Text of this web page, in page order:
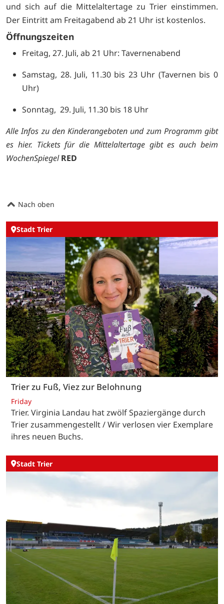
und sich auf die Mittelaltertage zu Trier einstimmen.
Der Eintritt am Freitagabend ab 21 Uhr ist kostenlos.
Öffnungszeiten
Freitag, 27. Juli, ab 21 Uhr: Tavernenabend
Samstag, 28. Juli, 11.30 bis 23 Uhr (Tavernen bis 0
Uhr)
Sonntag, 29. Juli, 11.30 bis 18 Uhr
Alle Infos zu den Kinderangeboten und zum Programm gibt
es hier. Tickets für die Mittelaltertage gibt es auch beim
WochenSpiegel RED
Nach oben
Stadt Trier
Trier zu Fuß, Viez zur Belohnung
Friday
Trier. Virginia Landau hat zwölf Spaziergänge durch
Trier zusammengestellt / Wir verlosen vier Exemplare
ihres neuen Buchs.
Stadt Trier